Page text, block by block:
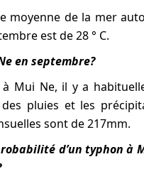
moyenne de la mer
est de 28 ° C.
en septembre?
à Mui Ne, il y a
pluies et les
sont de 217mm.
d’un typhon à